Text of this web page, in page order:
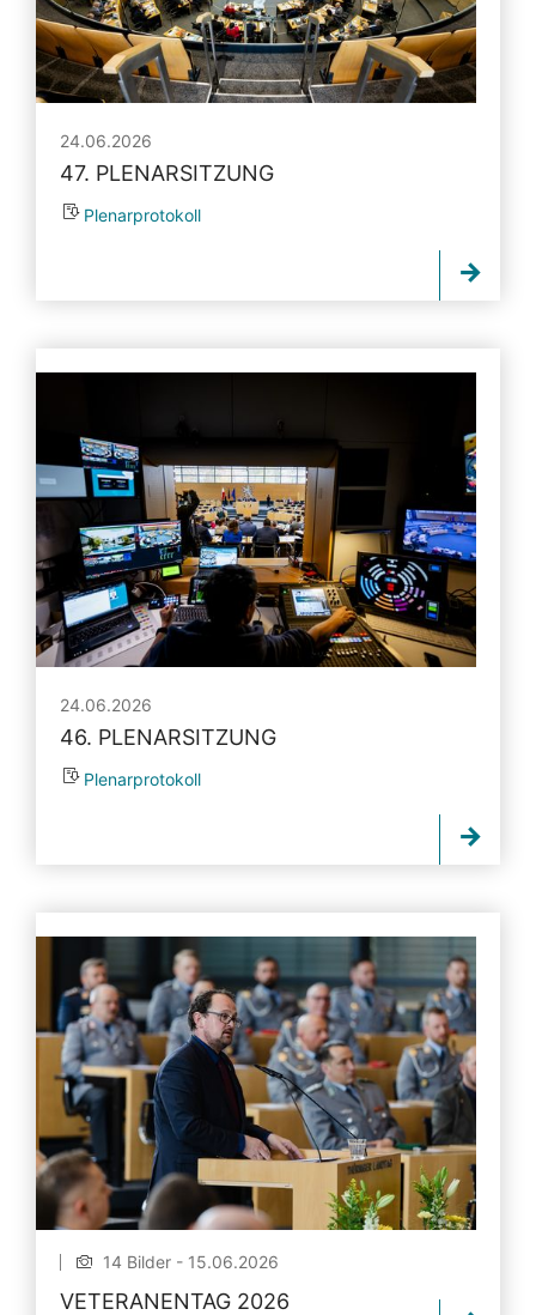
24.06.2026
47. PLENARSITZUNG
Plenarprotokoll
24.06.2026
46. PLENARSITZUNG
Plenarprotokoll
14 Bilder - 15.06.2026
VETERANENTAG 2026